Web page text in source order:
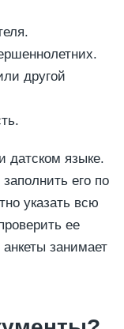
другой
датском языке.
его по
указать всю
ее
занимает